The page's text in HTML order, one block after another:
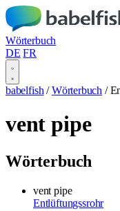
Wörterbuch
DE FR
babelfish / Wörterbuch /
vent pipe
Wörterbuch
vent pipe
Entlüftungssrohr